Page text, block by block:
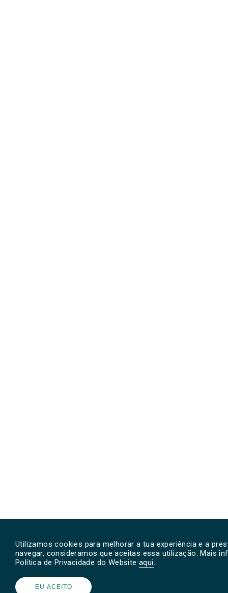
Utilizamos cookies para melhorar a tua experiência e a
navegar, consideramos que aceitas essa utilização. Mais
Política de Privacidade do Website aqui.
EU ACEITO